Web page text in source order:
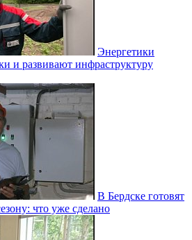
Энергетики
и развивают инфраструктуру
В Бердске готовят
что уже сделано